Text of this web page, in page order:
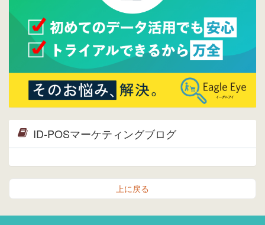
ID-POSマーケティングブログ
上に戻る